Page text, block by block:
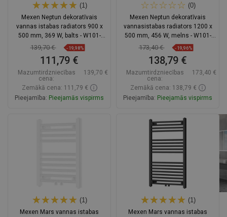
(1)
Mexen Neptun dekoratīvais
vannas istabas radiators 900 x
500 mm, 369 W, balts - W101-
0900-500-00-20
139,70 € -19,98%
111,79 €
Mazumtirdzniecības
cena:
139,70 €
Zemākā cena: 111,79 €
Pieejamība: Pieejamās vispirms
(0)
Mexen Neptun dekoratīvais
vannasistabas radiators 1200 x
500 mm, 456 W, melns - W101-
1200-500-00-70
173,40 € -19,96%
138,79 €
Mazumtirdzniecības
cena:
173,40 €
Zemākā cena: 138,79 €
Pieejamība: Pieejamās vispirms
Ielikt grozā
(1)
Mexen Mars vannas istabas
(1)
Mexen Mars vannas istabas